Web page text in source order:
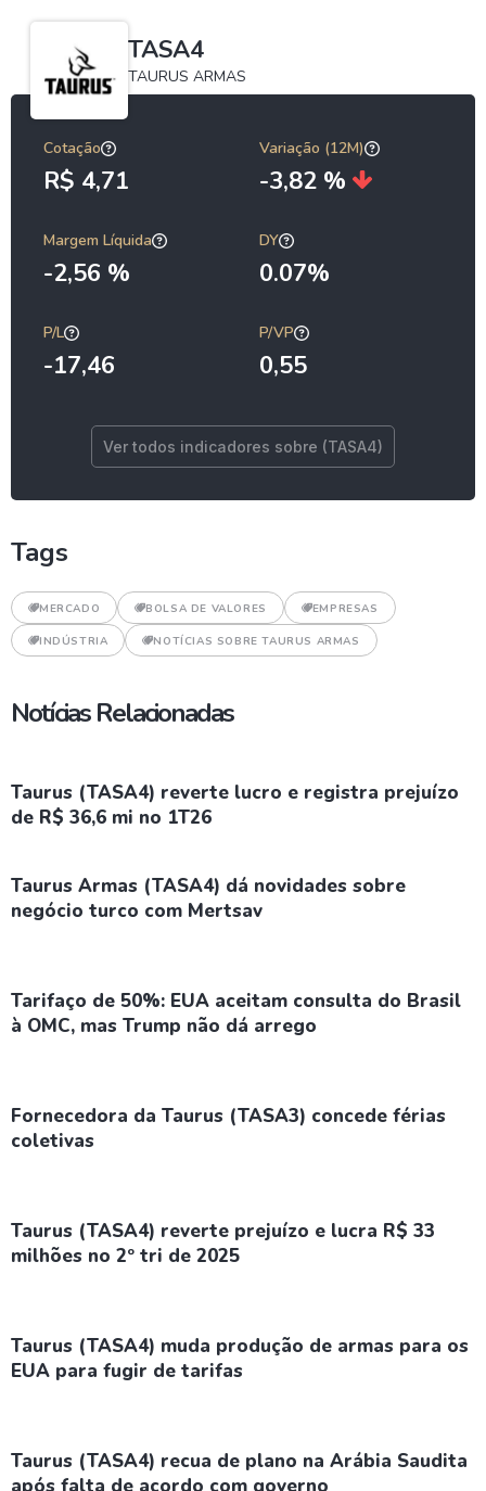
TASA4
TAURUS ARMAS
Cotação
R$ 4,71
Variação (12M)
-3,82 %
Margem Líquida
-2,56 %
DY
0.07%
P/L
-17,46
P/VP
0,55
Ver todos indicadores sobre (TASA4)
Tags
MERCADO BOLSA DE VALORES EMPRESAS
INDÚSTRIA NOTÍCIAS SOBRE TAURUS ARMAS
Notícias Relacionadas
Taurus (TASA4) reverte lucro e registra prejuízo
de R$ 36,6 mi no 1T26
Taurus Armas (TASA4) dá novidades sobre
negócio turco com Mertsav
Tarifaço de 50%: EUA aceitam consulta do Brasil
à OMC, mas Trump não dá arrego
Fornecedora da Taurus (TASA3) concede férias
coletivas
Taurus (TASA4) reverte prejuízo e lucra R$ 33
milhões no 2º tri de 2025
Taurus (TASA4) muda produção de armas para os
EUA para fugir de tarifas
Taurus (TASA4) recua de plano na Arábia Saudita